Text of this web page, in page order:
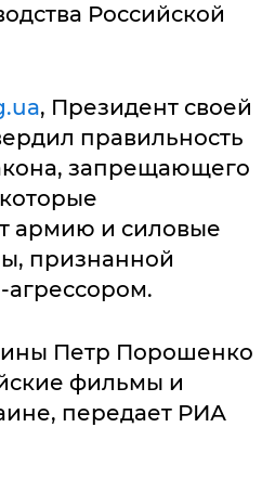
Российской
, Президент своей
правильность
запрещающего
армию и силовые
признанной
Петр Порошенко
фильмы и
передает РИА